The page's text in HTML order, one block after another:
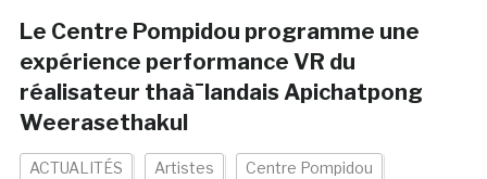
Le Centre Pompidou programme une
expérience performance VR du
réalisateur thaà¯landais Apichatpong
Weerasethakul
ACTUALITÉS Artistes Centre Pompidou